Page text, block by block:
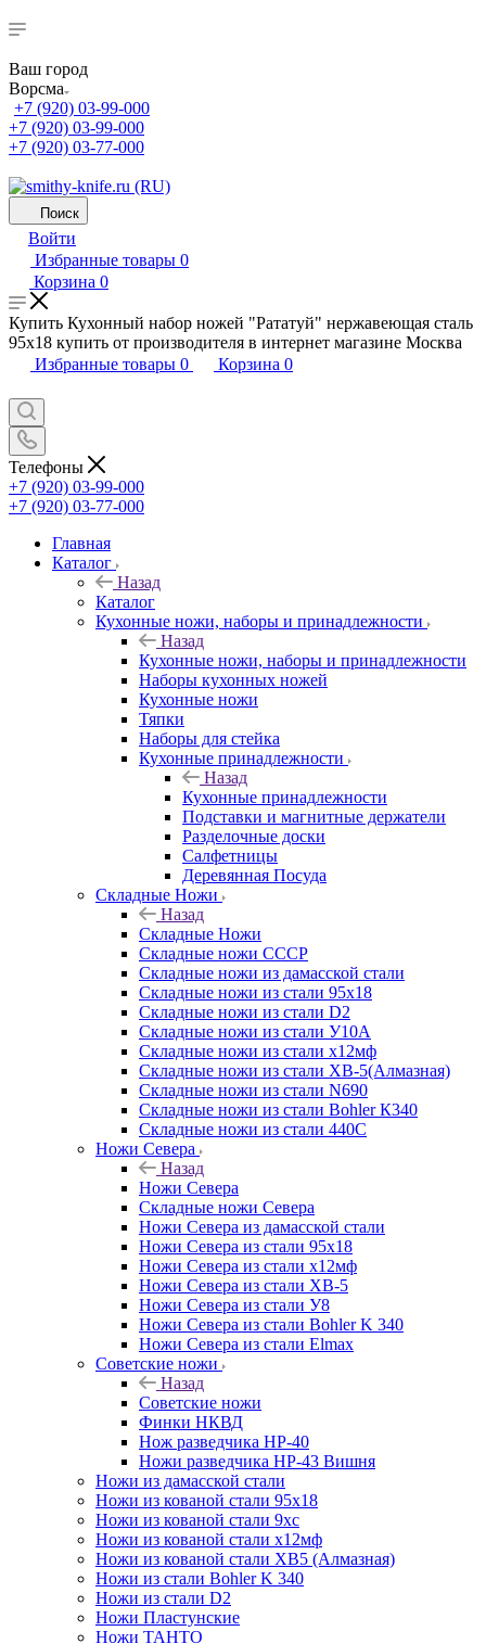
Ваш город
Ворсма
+7 (920) 03-99-000
+7 (920) 03-99-000
+7 (920) 03-77-000
Поиск
Войти
Избранные товары 0
Корзина 0
Купить Кухонный набор ножей "Рататуй" нержавеющая сталь
95х18 купить от производителя в интернет магазине Москва
Избранные товары 0 Корзина 0
Телефоны
+7 (920) 03-99-000
+7 (920) 03-77-000
Главная
Каталог
Назад
Каталог
Кухонные ножи, наборы и принадлежности
Назад
Кухонные ножи, наборы и принадлежности
Наборы кухонных ножей
Кухонные ножи
Тяпки
Наборы для стейка
Кухонные принадлежности
Назад
Кухонные принадлежности
Подставки и магнитные держатели
Разделочные доски
Салфетницы
Деревянная Посуда
Складные Ножи
Назад
Складные Ножи
Cкладные ножи СССР
Складные ножи из дамасской стали
Складные ножи из стали 95х18
Складные ножи из стали D2
Складные ножи из стали У10А
Складные ножи из стали х12мф
Складные ножи из стали ХВ-5(Алмазная)
Складные ножи из стали N690
Складные ножи из стали Bohler К340
Складные ножи из стали 440С
Ножи Севера
Назад
Ножи Севера
Складные ножи Севера
Ножи Севера из дамасской стали
Ножи Севера из стали 95х18
Ножи Севера из стали х12мф
Ножи Севера из стали ХВ-5
Ножи Севера из стали У8
Ножи Севера из стали Bohler K 340
Ножи Севера из стали Elmax
Советские ножи
Назад
Советские ножи
Финки НКВД
Нож разведчика НР-40
Ножи разведчика НР-43 Вишня
Ножи из дамасской стали
Ножи из кованой стали 95х18
Ножи из кованой стали 9хс
Ножи из кованой стали х12мф
Ножи из кованой стали ХВ5 (Алмазная)
Ножи из стали Bohler K 340
Ножи из стали D2
Ножи Пластунские
Ножи ТАНТО